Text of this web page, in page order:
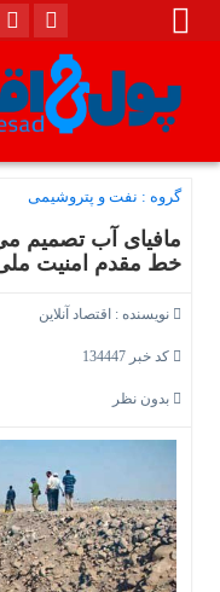
گروه : نفت و پتروشیمی
مافیای آب تصمیم
خط مقدم امنیت
نویسنده : اقتصاد آنلاین
کد خبر 134447
بدون نظر